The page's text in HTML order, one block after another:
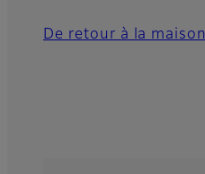
De retour à la maison